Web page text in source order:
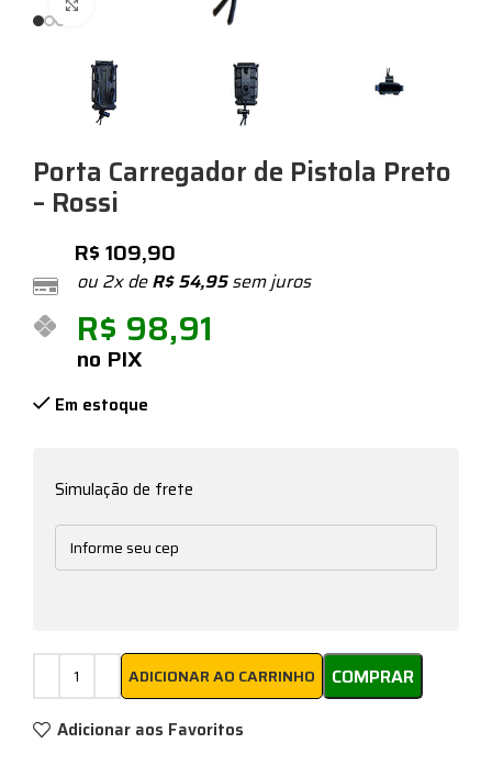
Porta Carregador de Pistola Preto
– Rossi
R$109,90
ou 2x deR$54,95sem juros
R$ 98,91
no PIX
Em estoque
Simulação de frete
ADICIONAR AO CARRINHO COMPRAR
Adicionar aos Favoritos